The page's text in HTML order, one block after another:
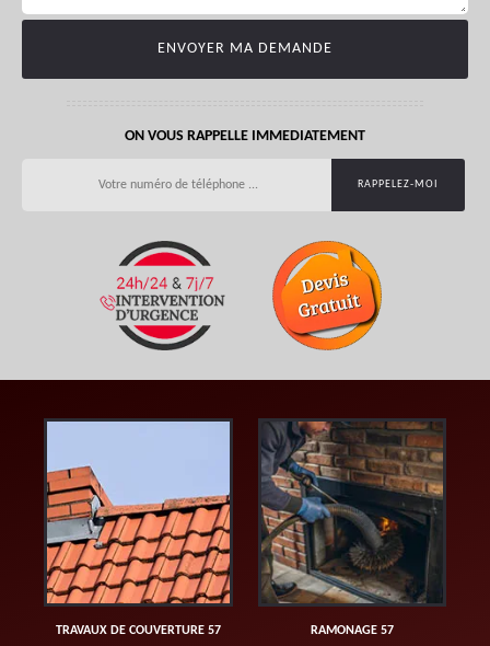
ON VOUS RAPPELLE IMMEDIATEMENT
TRAVAUX DE COUVERTURE 57 RAMONAGE 57